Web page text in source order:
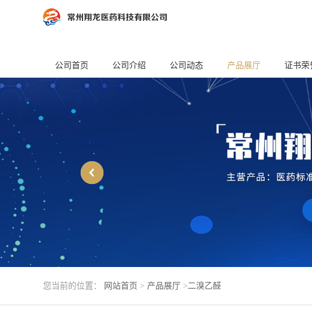
公司首页 公司介绍 公司动态 产品展厅 证书荣
您当前的位置： 网站首页 > 产品展厅 >二溴乙醛